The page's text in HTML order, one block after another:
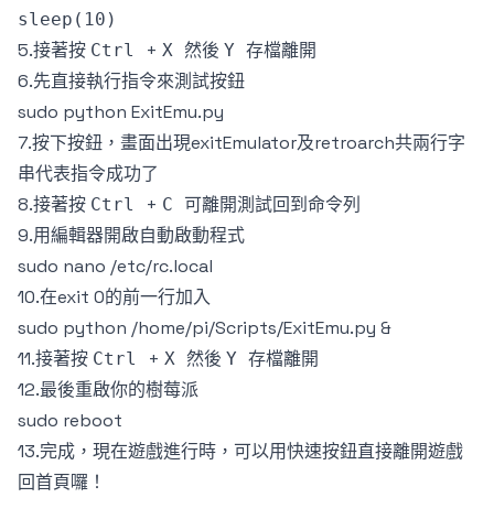
5.接著按 Ctrl + X 然後 Y 存檔離開
6.先直接執行指令來測試按鈕
sudo python ExitEmu.py
7.按下按鈕，畫面出現exitEmulator及retroarch共兩行字
串代表指令成功了
8.接著按 Ctrl + C 可離開測試回到命令列
9.用編輯器開啟自動啟動程式
sudo nano /etc/rc.local
10.在exit 0的前一行加入
sudo python /home/pi/Scripts/ExitEmu.py &
11.接著按 Ctrl + X 然後 Y 存檔離開
12.最後重啟你的樹莓派
sudo reboot
13.完成，現在遊戲進行時，可以用快速按鈕直接離開遊戲
回首頁囉！